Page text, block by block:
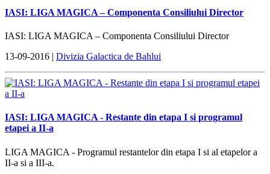
IASI: LIGA MAGICA – Componenta Consiliului Director
IASI: LIGA MAGICA – Componenta Consiliului Director
13-09-2016 | Divizia Galactica de Bahlui
IASI: LIGA MAGICA - Restante din etapa I si programul
etapei a II-a
LIGA MAGICA - Programul restantelor din etapa I si al etapelor a
II-a si a III-a.